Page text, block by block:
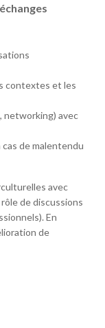
contextes et les
networking) avec
de malentendu
avec
de discussions
En
de